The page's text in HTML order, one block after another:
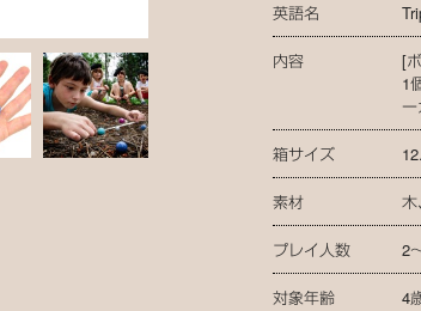
英語名
内容
[
1
箱サイズ
素材
プレイ人数 2
対象年齢 4